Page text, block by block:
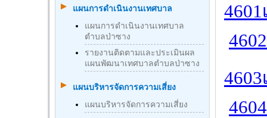
แผนการดำเนินงานเทศบาล
แผนการดำเนินงานเทศบาล
ตำบลป่าซาง
รายงานติดตามและประเมินผล
แผนพัฒนาเทศบาลตำบลป่าซาง
แผนบริหารจัดการความเสี่ยง
แผนบริหารจัดการความเสี่ยง